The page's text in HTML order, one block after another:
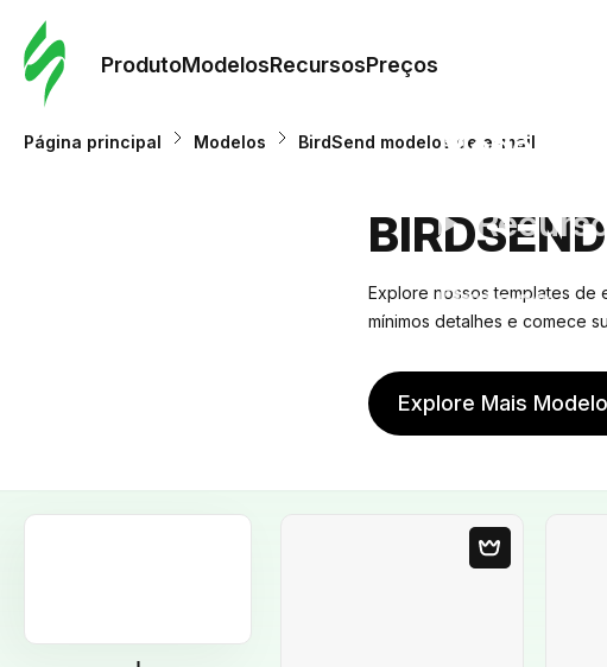
ProdutoModelosRecursosPreços
Modelos
Preços
Página principal Modelos BirdSend modelos de e-mail
Explore nossos templates de
mínimos detalhes e comece
Explore Mais